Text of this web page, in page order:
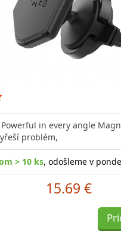
Powerful in every angle
problém,
> 10 ks, odošleme v
15.69 €